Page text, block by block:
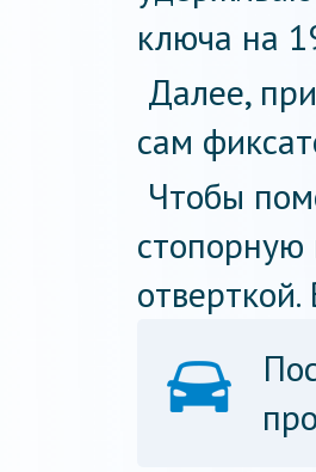
ключа на
Далее,
сам
Чтобы
стопорную